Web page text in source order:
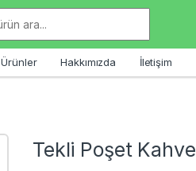
Hakkımızda İletişim
Tekli Poşet Kahve